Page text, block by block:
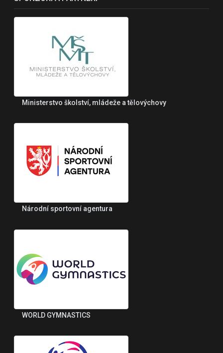
Ministerstvo školství, mládeže a tělovýchovy
Národní sportovní agentura
WORLD GYMNASTICS